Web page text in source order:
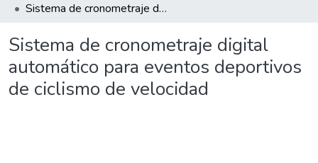
Sistema de cronometraje digital automático para eventos deportivos de ciclismo de velocidad
Sistema de cronometraje digital
automático para eventos deportivos
de ciclismo de velocidad